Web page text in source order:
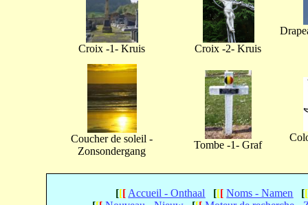
Croix -1- Kruis Croix -2- Kruis
Coucher de soleil -
Zonsondergang
Tombe -1- Graf
[[[ Accueil - Onthaal [[[ Noms - Namen [[